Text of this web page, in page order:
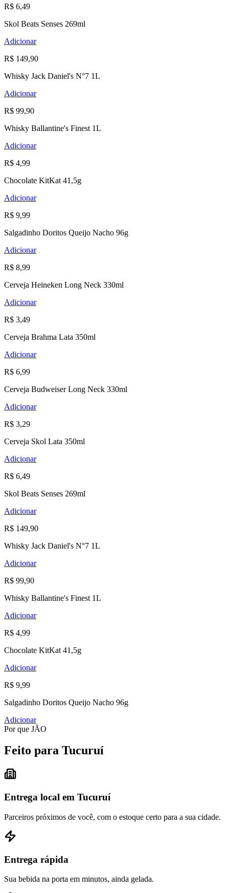
R$ 6,49
Skol Beats Senses 269ml
Adicionar
R$ 149,90
Whisky Jack Daniel's N°7 1L
Adicionar
R$ 99,90
Whisky Ballantine's Finest 1L
Adicionar
R$ 4,99
Chocolate KitKat 41,5g
Adicionar
R$ 9,99
Salgadinho Doritos Queijo Nacho 96g
Adicionar
R$ 8,99
Cerveja Heineken Long Neck 330ml
Adicionar
R$ 3,49
Cerveja Brahma Lata 350ml
Adicionar
R$ 6,99
Cerveja Budweiser Long Neck 330ml
Adicionar
R$ 3,29
Cerveja Skol Lata 350ml
Adicionar
R$ 6,49
Skol Beats Senses 269ml
Adicionar
R$ 149,90
Whisky Jack Daniel's N°7 1L
Adicionar
R$ 99,90
Whisky Ballantine's Finest 1L
Adicionar
R$ 4,99
Chocolate KitKat 41,5g
Adicionar
R$ 9,99
Salgadinho Doritos Queijo Nacho 96g
Adicionar
Por que JÃO
Feito para Tucuruí
Entrega local em Tucuruí
Parceiros próximos de você, com o estoque certo para a sua cidade.
Entrega rápida
Sua bebida na porta em minutos, ainda gelada.